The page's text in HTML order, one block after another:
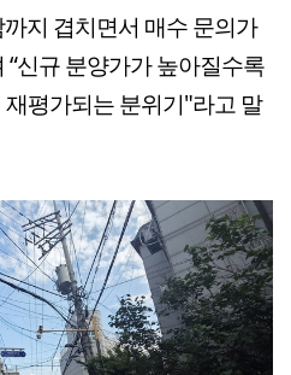
지 겹치면서 매수 문의가
신규 분양가가 높아질수록
평가되는 분위기"라고 말